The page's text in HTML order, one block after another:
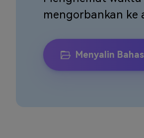
mengorbankan ke
Menyalin